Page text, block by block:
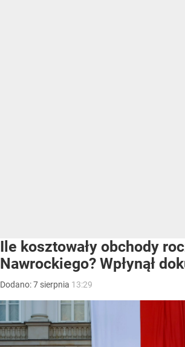
Ile kosztowały obchody
Nawrockiego? Wpłynął
Dodano:7 sierpnia 13:29